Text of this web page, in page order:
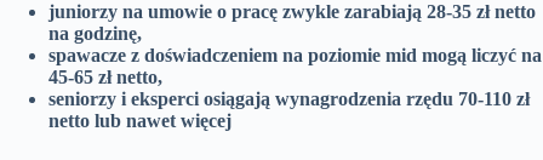
juniorzy na umowie o pracę zwykle zarabiają 28-35 zł netto
na godzinę,
spawacze z doświadczeniem na poziomie mid mogą liczyć na
45-65 zł netto,
seniorzy i eksperci osiągają wynagrodzenia rzędu 70-110 zł
netto lub nawet więcej